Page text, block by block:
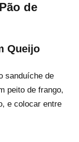
de
Queijo
sanduíche de
peito de frango,
e colocar entre